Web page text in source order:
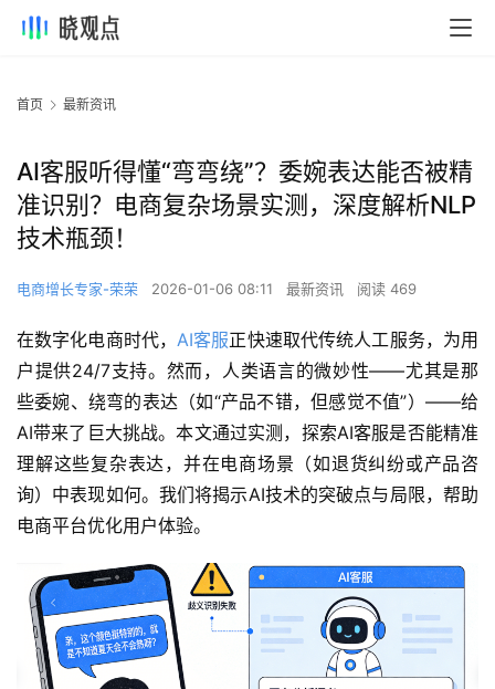
首页 最新资讯
AI客服听得懂“弯弯绕”？委婉表达能否被精
准识别？电商复杂场景实测，深度解析NLP
技术瓶颈！
电商增长专家-荣荣 2026-01-06 08:11 最新资讯 阅读 469
在数字化电商时代，AI客服正快速取代传统人工服务，为用
户提供24/7支持。然而，人类语言的微妙性——尤其是那
些委婉、绕弯的表达（如“产品不错，但感觉不值”）——给
AI带来了巨大挑战。本文通过实测，探索AI客服是否能精准
理解这些复杂表达，并在电商场景（如退货纠纷或产品咨
询）中表现如何。我们将揭示AI技术的突破点与局限，帮助
电商平台优化用户体验。